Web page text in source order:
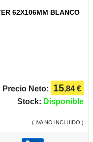
62X106MM BLANCO
Precio Neto: 15,84 €
Stock: Disponible
( IVA NO INCLUIDO )